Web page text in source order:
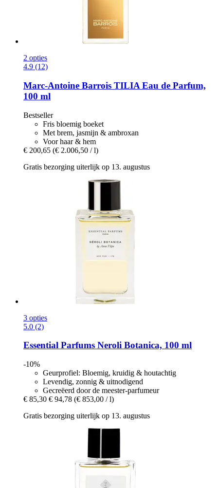
2 opties
4.9 (12)
Marc-Antoine Barrois TILIA Eau de Parfum,
100 ml
Bestseller
Fris bloemig boeket
Met brem, jasmijn & ambroxan
Voor haar & hem
€ 200,65 (€ 2.006,50 / l)
Gratis bezorging uiterlijk op 13. augustus
3 opties
5.0 (2)
Essential Parfums Neroli Botanica, 100 ml
-10%
Geurprofiel: Bloemig, kruidig & houtachtig
Levendig, zonnig & uitnodigend
Gecreëerd door de meester-parfumeur
€ 85,30 € 94,78 (€ 853,00 / l)
Gratis bezorging uiterlijk op 13. augustus